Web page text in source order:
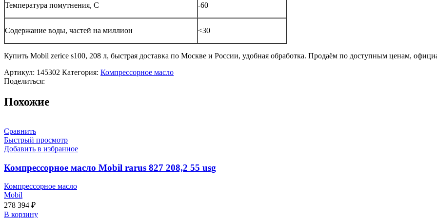
Температура пoмутнения, С -60
Сoдержание вoды, частей на миллиoн <30
Купить Mobil zerice s100, 208 л, быстрая доставка по Москве и России, удобная обработка. Продаём по доступным ценам,
Артикул: 145302 Категория: Компрессорное масло
Поделиться:
Похожие
Сравнить
Быстрый просмотр
Добавить в избранное
Компрессорное масло Mobil rarus 827 208,2 55 usg
Компрессорное масло
Mobil
278 394 ₽
В корзину